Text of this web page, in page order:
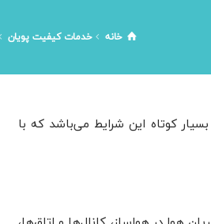
خانه خدمات کیفیت پویان
کوتاه این شرایط می‌باشد که با